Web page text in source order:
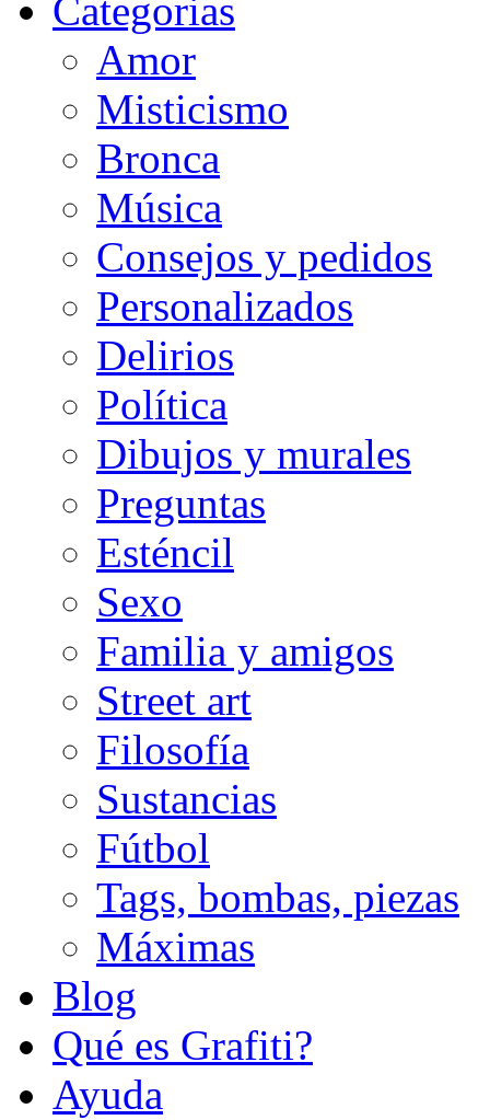
Categorias
Amor
Misticismo
Bronca
Música
Consejos y pedidos
Personalizados
Delirios
Política
Dibujos y murales
Preguntas
Esténcil
Sexo
Familia y amigos
Street art
Filosofía
Sustancias
Fútbol
Tags, bombas, piezas
Máximas
Blog
Qué es Grafiti?
Ayuda